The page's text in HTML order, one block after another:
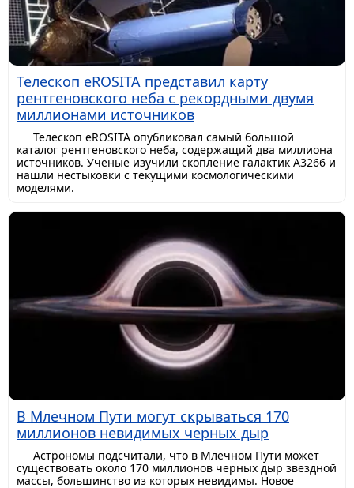
Телескоп eROSITA представил карту
рентгеновского неба с рекордными двумя
миллионами источников
Телескоп eROSITA опубликовал самый большой
каталог рентгеновского неба, содержащий два миллиона
источников. Ученые изучили скопление галактик A3266 и
нашли нестыковки с текущими космологическими
моделями.
В Млечном Пути могут скрываться 170
миллионов невидимых черных дыр
Астрономы подсчитали, что в Млечном Пути может
существовать около 170 миллионов черных дыр звездной
массы, большинство из которых невидимы. Новое